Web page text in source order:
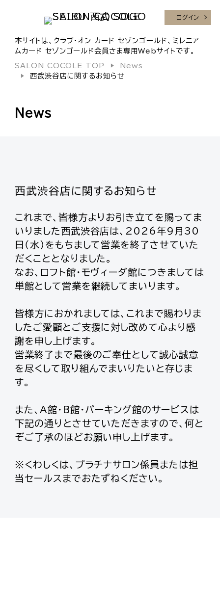
ログイン
本サイトは、クラブ・オン カード セゾンゴールド、ミレニア
ムカード セゾンゴールド会員さま専用Webサイトです。
SALON COCOLE TOP
News
西武渋谷店に関するお知らせ
News
西武渋谷店に関するお知らせ
これまで、皆様方よりお引き立てを賜ってま
いりました西武渋谷店は、2026年9月30
日（水）をもちまして営業を終了させていた
だくこととなりました。
なお、ロフト館・モヴィーダ館につきましては
単館として営業を継続してまいります。
皆様方におかれましては、これまで賜わりま
したご愛顧とご支援に対し改めて心より感
謝を申し上げます。
営業終了まで最後のご奉仕として誠心誠意
を尽くして取り組んでまいりたいと存じま
す。
また、A館・B館・パーキング館のサービスは
下記の通りとさせていただきますので、何と
ぞご了承のほどお願い申し上げます。
※くわしくは、プラチナサロン係員または担
当セールスまでおたずねください。